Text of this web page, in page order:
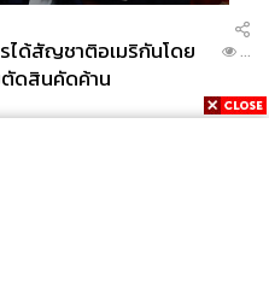
ได้สัญชาติอเมริกันโดย
ดสินคัดค้าน
...